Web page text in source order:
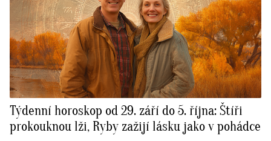
Týdenní horoskop od 29. září do 5. října: Štíři
prokouknou lži, Ryby zažijí lásku jako v pohádce